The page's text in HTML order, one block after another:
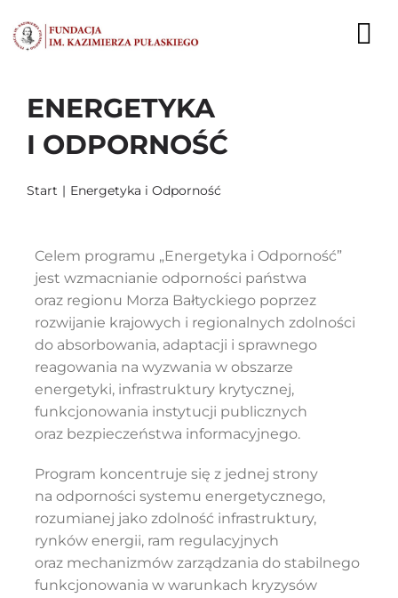
do
zawartości
FUNDACJA
KARIERA
KONTAKT
Szukaj
ENERGETYKA
I ODPORNOŚĆ
Start Energetyka i Odporność
Celem programu „Energetyka i Odporność”
jest wzmacnianie odporności państwa
oraz regionu Morza Bałtyckiego poprzez
rozwijanie krajowych i regionalnych zdolności
do absorbowania, adaptacji i sprawnego
reagowania na wyzwania w obszarze
energetyki, infrastruktury krytycznej,
funkcjonowania instytucji publicznych
oraz bezpieczeństwa informacyjnego.
Program koncentruje się z jednej strony
na odporności systemu energetycznego,
rozumianej jako zdolność infrastruktury,
rynków energii, ram regulacyjnych
oraz mechanizmów zarządzania do stabilnego
funkcjonowania w warunkach kryzysów